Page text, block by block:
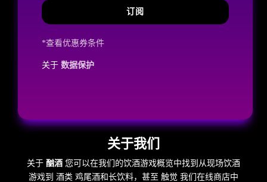
订阅
*查看优惠券条件
关于 数据保护
关于我们
关于 酗酒您可以在我们的饮酒游戏概览中找到从现场饮酒
游戏到 酒类鸡尾酒和长饮料，甚至 触觉 我们在线商店中